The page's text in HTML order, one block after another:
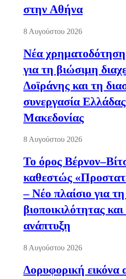
στην Αθήνα
8 Αυγούστου 2026
Νέα
για τη βιώσιμη
Δοϊράνης και τη
συνεργασία
Μακεδονίας
8 Αυγούστου 2026
Το όρος
καθεστώς
– Νέο πλαίσιο για
βιοποικιλότητας
ανάπτυξη
8 Αυγούστου 2026
Δορυφορική εικόνα